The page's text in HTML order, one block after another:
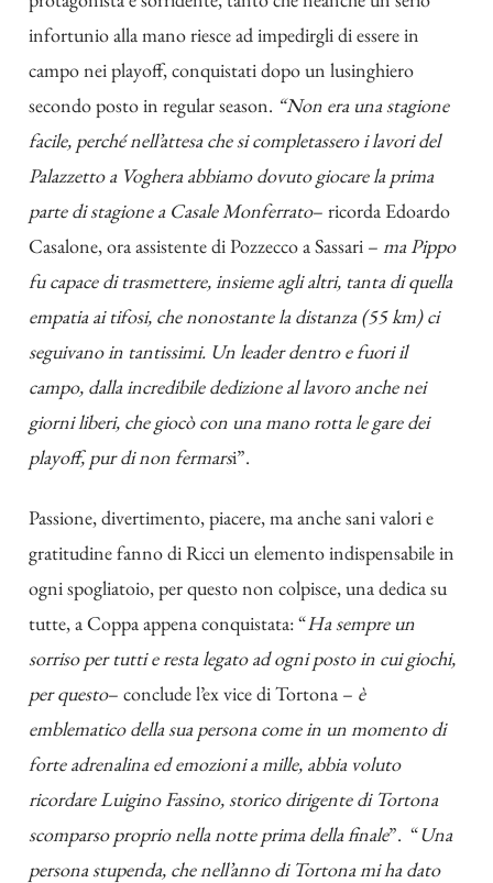
infortunio alla mano riesce ad impedirgli di essere in
campo nei playoff, conquistati dopo un lusinghiero
secondo posto in regular season. “Non era una stagione
facile, perché nell’attesa che si completassero i lavori del
Palazzetto a Voghera abbiamo dovuto giocare la prima
parte di stagione a Casale Monferrato– ricorda Edoardo
Casalone, ora assistente di Pozzecco a Sassari – ma Pippo
fu capace di trasmettere, insieme agli altri, tanta di quella
empatia ai tifosi, che nonostante la distanza (55 km) ci
seguivano in tantissimi. Un leader dentro e fuori il
campo, dalla incredibile dedizione al lavoro anche nei
giorni liberi, che giocò con una mano rotta le gare dei
playoff, pur di non fermarsi”.
Passione, divertimento, piacere, ma anche sani valori e
gratitudine fanno di Ricci un elemento indispensabile in
ogni spogliatoio, per questo non colpisce, una dedica su
tutte, a Coppa appena conquistata: “Ha sempre un
sorriso per tutti e resta legato ad ogni posto in cui giochi,
per questo– conclude l’ex vice di Tortona – è
emblematico della sua persona come in un momento di
forte adrenalina ed emozioni a mille, abbia voluto
ricordare Luigino Fassino, storico dirigente di Tortona
scomparso proprio nella notte prima della finale”. “Una
persona stupenda, che nell’anno di Tortona mi ha dato